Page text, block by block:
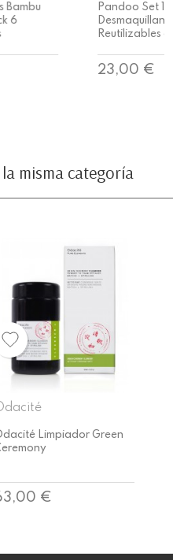
Pandoo Set 18 Discos
Desmaquillantes
Reutilizables con...
misma categoría
Mádara
Mádara Agua Micelar
Precio
14,99 €